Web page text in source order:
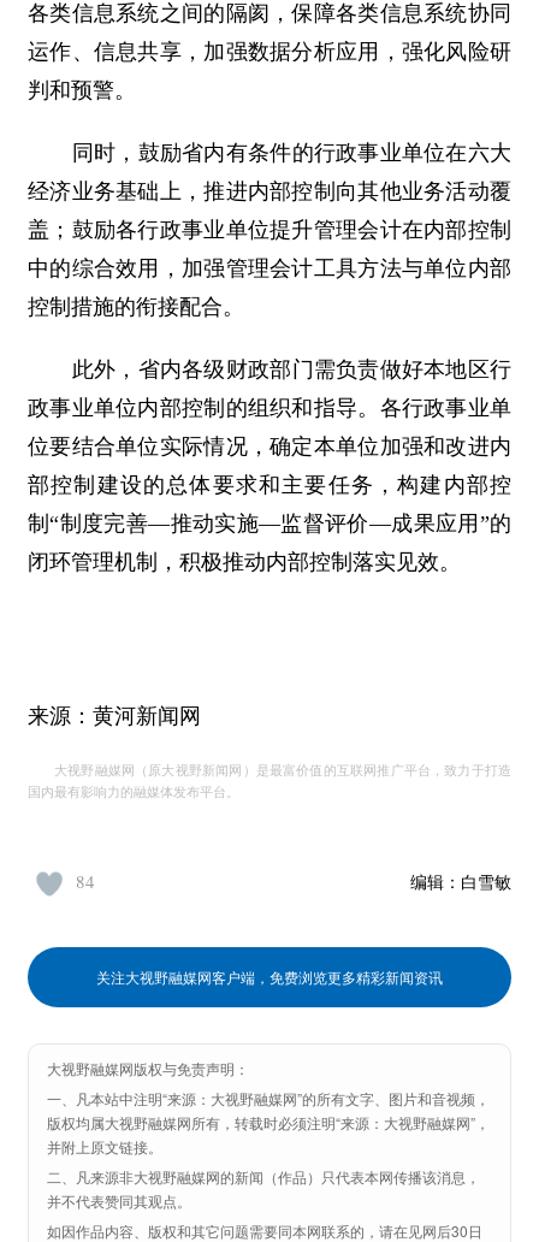
各类信息系统之间的隔阂，保障各类信息系统协同
运作、信息共享，加强数据分析应用，强化风险研
判和预警。
同时，鼓励省内有条件的行政事业单位在六大
经济业务基础上，推进内部控制向其他业务活动覆
盖；鼓励各行政事业单位提升管理会计在内部控制
中的综合效用，加强管理会计工具方法与单位内部
控制措施的衔接配合。
此外，省内各级财政部门需负责做好本地区行
政事业单位内部控制的组织和指导。各行政事业单
位要结合单位实际情况，确定本单位加强和改进内
部控制建设的总体要求和主要任务，构建内部控
制“制度完善—推动实施—监督评价—成果应用”的
闭环管理机制，积极推动内部控制落实见效。
来源：黄河新闻网
大视野融媒网（原大视野新闻网）是最富价值的互联网推广平台，致力于打造
国内最有影响力的融媒体发布平台。
编辑： 白雪敏
84
关注大视野融媒网客户端，免费浏览更多精彩新闻资讯
大视野融媒网版权与免责声明：
一、凡本站中注明“来源：大视野融媒网”的所有文字、图片和音视频，
版权均属大视野融媒网所有，转载时必须注明“来源：大视野融媒网”，
并附上原文链接。
二、凡来源非大视野融媒网的新闻（作品）只代表本网传播该消息，
并不代表赞同其观点。
如因作品内容、版权和其它问题需要同本网联系的，请在见网后30日